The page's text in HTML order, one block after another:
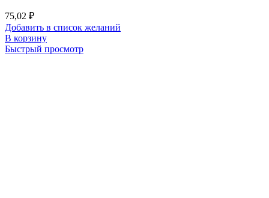
75,02 ₽
Добавить в список желаний
В корзину
Быстрый просмотр